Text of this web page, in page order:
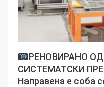
РЕНОВИРАНО
СИСТЕМАТСКИ
Направена е соба